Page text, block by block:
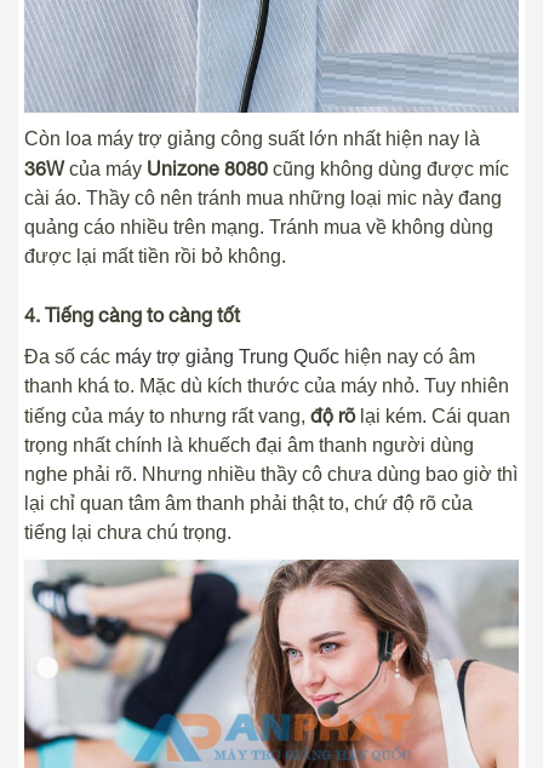
Còn loa máy trợ giảng công suất lớn nhất hiện nay là
36W của máy Unizone 8080 cũng không dùng được míc
cài áo. Thầy cô nên tránh mua những loại mic này đang
quảng cáo nhiều trên mạng. Tránh mua về không dùng
được lại mất tiền rồi bỏ không.
4. Tiếng càng to càng tốt
Đa số các máy trợ giảng Trung Quốc hiện nay có âm
thanh khá to. Mặc dù kích thước của máy nhỏ. Tuy nhiên
tiếng của máy to nhưng rất vang, độ rõlại kém. Cái quan
trọng nhất chính là khuếch đại âm thanh người dùng
nghe phải rõ. Nhưng nhiều thầy cô chưa dùng bao giờ thì
lại chỉ quan tâm âm thanh phải thật to, chứ độ rõ của
tiếng lại chưa chú trọng.